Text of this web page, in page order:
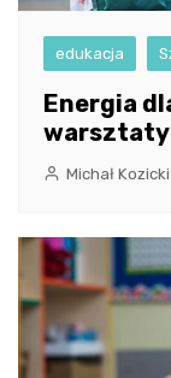
edukacja
Energia
warsztaty
Michał Kozicki